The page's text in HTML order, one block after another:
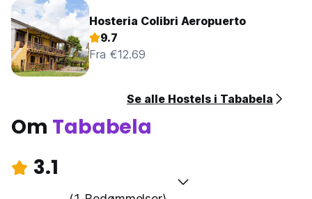
Hosteria Colibri Aeropuerto
9.7
Fra €12.69
Se alle Hostels i Tababela
Om Tababela
3.1